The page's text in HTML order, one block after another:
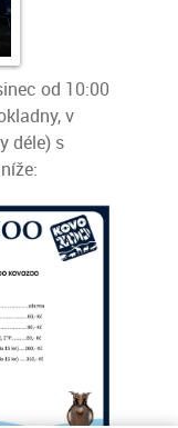
od 10:00
v
déle) s